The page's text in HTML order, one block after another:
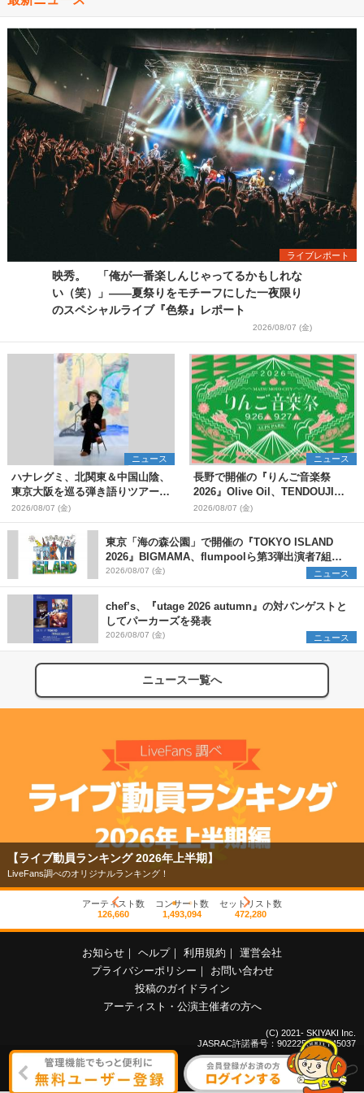
ライブレポート
映秀。 「俺が一番楽しんじゃってるかもしれな
い（笑）」――夏祭りをモチーフにした一夜限り
のスペシャルライブ『色祭』レポート
2026/08/07 (金)
ニュース
ハナレグミ、北関東＆中国山陰、
東京大阪を巡る弾き語りツアー10
月より開催決定
2026/08/07 (金)
ニュース
長野で開催の『りんご音楽祭
2026』Olive Oil、TENDOUJIら
第11弾出演アーティスト（16組）
を発表
2026/08/07 (金)
東京「海の森公園」で開催の『TOKYO ISLAND
2026』BIGMAMA、flumpoolら第3弾出演者7組を
発表 ワークショップ・アート出展者を募集
2026/08/07 (金) ニュース
chef’s、『utage 2026 autumn』の対バンゲストと
してパーカーズを発表
2026/08/07 (金) ニュース
ニュース一覧へ
【ライブ動員ランキング 2026年上半期】
LiveFans調べのオリジナルランキング！
アーティスト数
126,660
コンサート数
1,493,094
セットリスト数
472,280
お知らせ ヘルプ 利用規約
運営会社
プライバシーポリシー
お問い合わせ
投稿のガイドライン
アーティスト・公演主催者の方へ
(C) 2021- SKIYAKI Inc.
JASRAC許諾番号：9022255001Y45037